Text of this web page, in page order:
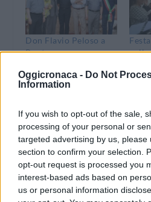
Oggicronaca - Do Not
Information
If you wish to opt-out of the sale,
processing of your personal or
targeted advertising by us, please
section to confirm your selection.
opt-out request is processed you
interest-based ads based on
us or personal information
Don Flavio Peloso a
Pontecurone per
mamma di San Luigi
Orione
In "Tortonese"
nella
Auto contro camion a